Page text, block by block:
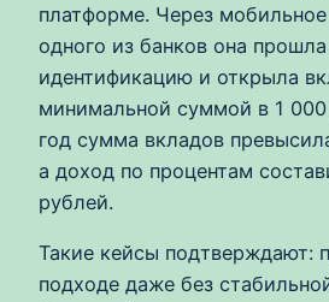
платформе. Через
одного из банков она
идентификацию и открыла
минимальной суммой в 1
год сумма вкладов
а доход по процентам
рублей.
Такие кейсы подтверждают:
подходе даже без